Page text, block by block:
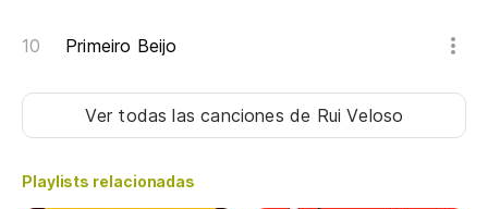
Primeiro Beijo
Ver todas las canciones de Rui Veloso
Playlists relacionadas